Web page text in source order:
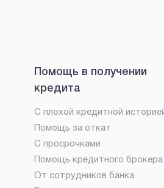
Помощь в получении
кредита
С плохой кредитной
Помощь за откат
С просрочками
Помощь кредитного брокера
От сотрудников банка